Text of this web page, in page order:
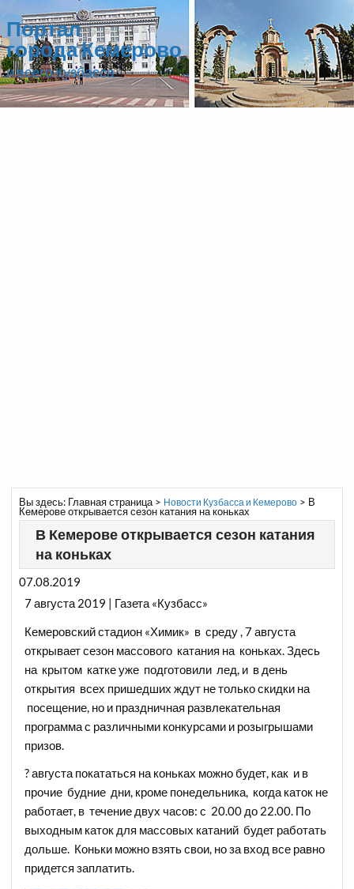
Портал
города Кемерово
и всего Кузбасса
Вы здесь: Главная страница> Новости Кузбасса и Кемерово> В
Кемерове открывается сезон катания на коньках
В Кемерове открывается сезон катания
на коньках
07.08.2019
7 августа 2019 | Газета «Кузбасс»
Кемеровский стадион «Химик» в среду , 7 августа
открывает сезон массового катания на коньках. Здесь
на крытом катке уже подготовили лед, и в день
открытия всех пришедших ждут не только скидки на
посещение, но и праздничная развлекательная
программа с различными конкурсами и розыгрышами
призов.
? августа покататься на коньках можно будет, как и в
прочие будние дни, кроме понедельника, когда каток не
работает, в течение двух часов: с 20.00 до 22.00. По
выходным каток для массовых катаний будет работать
дольше. Коньки можно взять свои, но за вход все равно
придется заплатить.